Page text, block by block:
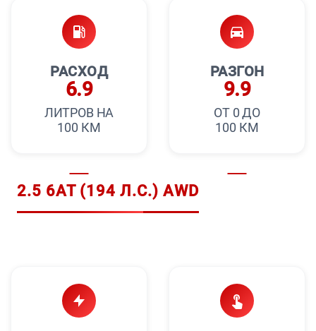
РАСХОД
6.9
ЛИТРОВ НА
100 КМ
РАЗГОН
9.9
ОТ 0 ДО
100 КМ
2.5 6AT (194 Л.С.) AWD